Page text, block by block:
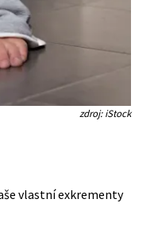
zdroj: iStock
vlastní exkrementy